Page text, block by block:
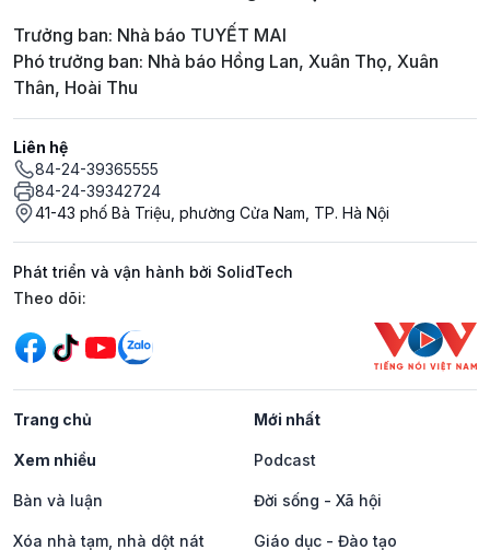
Trưởng ban: Nhà báo TUYẾT MAI
Phó trưởng ban: Nhà báo Hồng Lan, Xuân Thọ, Xuân
Thân, Hoài Thu
Liên hệ
84-24-39365555
84-24-39342724
41-43 phố Bà Triệu, phường Cửa Nam, TP. Hà Nội
Phát triển và vận hành bởi SolidTech
Mạng xã hội
Theo dõi:
Trang chủ Mới nhất
Xem nhiều Podcast
Bàn và luận Đời sống - Xã hội
Xóa nhà tạm, nhà dột nát Giáo dục - Đào tạo